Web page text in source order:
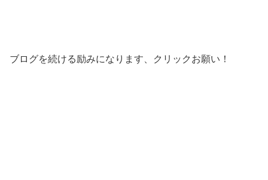
ブログを続ける励みになります、クリックお願い！